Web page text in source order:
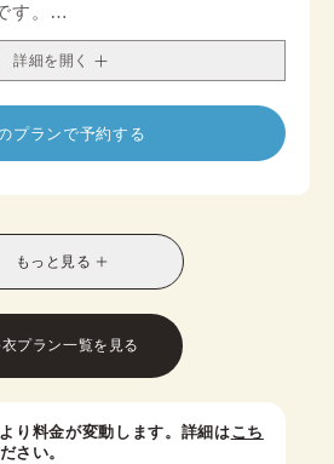
。
しが良いため、蒸し暑い日でも
楽しみいただけます。
け感のある生地や、寒色系・流
モチーフの柄が多く、見た目に
ント、撮影にもおすすめ。帯や
第で、カジュアルにも上品にも
真映えするコーディネートが叶
い方やアフタヌーンティーなど
です。
トに含まれており、名古屋帯オ
は店舗により異なります。
詳細を開く
プランで予約する
もっと見る
プラン一覧を見る
り料金が変動します。詳細はこち
さい。